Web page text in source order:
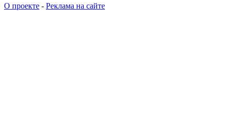
О проекте - Реклама на сайте